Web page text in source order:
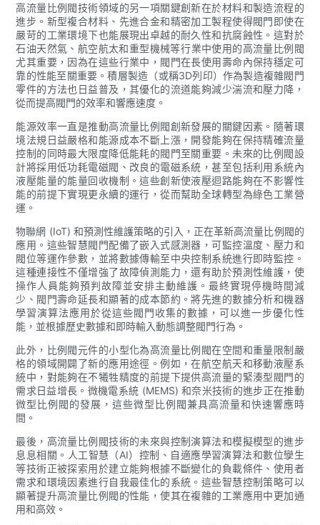
高流量比例閥技術領域的另一項關鍵創新在於材料和製造流程的
進步。新型複合材料、先進合金和精密加工製程使得閥門即使在
嚴苛的工業環境下也能展現出卓越的耐久性和抗腐蝕性。這對於
石油天然氣、航空航太和重型機械等​​行業中使用的高流量比例閥
尤其重要，因為在這些行業中，閥門在長使用壽命內保持穩定可
靠的性能至關重要。積層製造（或稱3D列印）作為製造複雜閥門
零件的方法也日益普及，其優化的流道能夠減少湍流和壓力降，
從而提高閥門的效率和響應速度。
能源效率一直是推動高流量比例閥創新發展的關鍵因素。隨著環
境法規日益嚴格和能源成本不斷上漲，開發能夠在保持精確流量
控制的同時最大限度降低能耗的閥門至關重要。未來的比例閥設
計將採用低功耗電磁閥、改良的電磁系統，甚至包括利用系統內
液壓能量的能量回收機制。這些創新使液壓迴路能夠在不影響性
能的前提下實現更永續的運行，從而幫助全球轉型為綠色工業營
運。
物聯網 (IoT) 和預測性維護策略的引入，正在革新高流量比例閥的
應用。這些智慧閥門配備了嵌入式感測器，可監控溫度、壓力和
閥位等運作參數，並將數據傳輸至中央控制系統進行即時監控。
這種連接性不僅增強了故障偵測能力，還有助於預測性維護，使
操作人員能夠預判故障並安排主動維護。最終實現停機時間減
少、閥門壽命延長和顯著的成本節約。將先進的數據分析和機器
學習演算法應用於從這些閥門收集的數據，可以進一步優化性
能，並根據歷史數據和即時輸入動態調整閥門行為。
此外，比例閥元件的小型化為高流量比例閥在空間和重量限制嚴
格的領域開闢了新的應用途徑。例如，在航空航天和移動液壓系
統中，對能夠在不犧牲精度的前提下提供高流量的緊湊型閥門的
需求日益增長。微機電系統 (MEMS) 和奈米技術的進步正在推動
微型比例閥的發展，這些微型比例閥兼具高流量和快速響應時
間。
最後，高流量比例閥技術的未來與控制演算法和模擬模型的進步
息息相關。人工智慧（AI）控制、自適應學習演算法和數位孿生
等技術正被探索用於建立能夠根據不斷變化的負載條件、使用者
需求和環境因素進行自我最佳化的系統。這些智慧控制策略可以
顯著提升高流量比例閥的性能，使其在複雜的工業應用中更加通
用和高效。